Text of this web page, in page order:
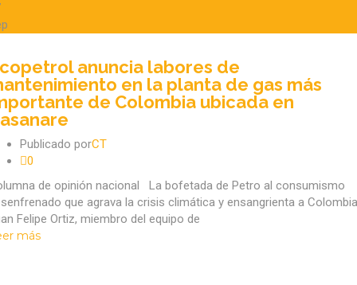
anuncia labores de
en la planta de gas más
de Colombia ubicada en
Publicado porCT
0
de opinión nacional La bofetada de Petro al consumismo
que agrava la crisis climática y ensangrienta a
Felipe Ortiz, miembro del equipo de
más